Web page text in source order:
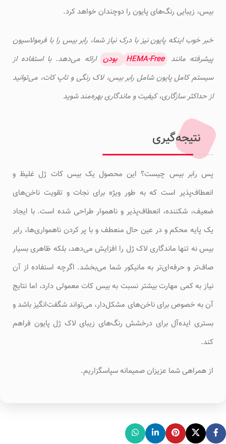
بیس، زیبایی رنگ‌های پایون را دوچندان خواهد کرد.
خبر خوب اینکه پایون نیز با درک نیاز شما، رابر بیس را با فرمولاسیون
پیشرفته مانند
HEMA-Free بودن ارائه می‌دهد. با استفاده از
سیستم کامل پایون شامل رابر بیس، لاک رنگی و تاپ کات، می‌توانید
از حداکثر سازگاری، کیفیت و ماندگاری بهره‌مند شوید
نتیجه‌گیری
پس رابر بیس چیست؟ این محصول یک بیس کات ژل غلیظ و
انعطاف‌پذیر است که به طور ویژه برای نجات و تقویت ناخن‌های
ضعیف، شکننده، انعطاف‌پذیر و ناهموار طراحی شده است. با ایجاد
یک پایه محکم و در عین حال منعطف و با پر کردن ناهمواری‌ها، رابر
بیس نه تنها ماندگاری لاک ژل را افزایش می‌دهد، بلکه ظاهری بسیار
صاف‌تر و حرفه‌ای‌تر به مانیکور شما می‌بخشد. اگرچه استفاده از آن
نیاز به کمی مهارت بیشتر نسبت به بیس کات معمولی دارد، اما نتایج
آن به خصوص برای ناخن‌های مشکل‌دار، می‌تواند شگفت‌انگیز باشد و
بستری ایده‌آل برای درخشش رنگ‌های زیبای لاک ژل پایون فراهم
کند.
از همراهی شما عزیزان صمیمانه سپاسگزاریم.